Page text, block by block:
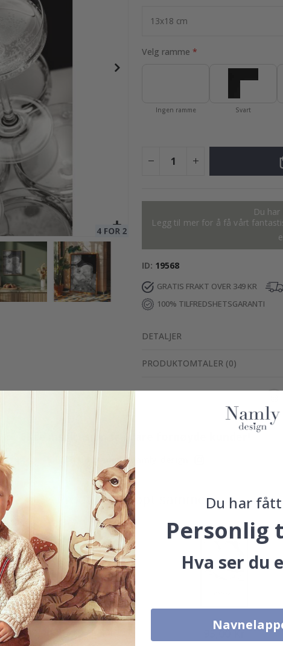
Velg ramme
Ingen ramme Svart
Du
Legg til mer for å få vårt
ID 19568
GRATIS FRAKT OVER 349 KR
100% TILFREDSHETSGARANTI
DETALJER
PRODUKTOMTALER (0)
Ekte inspirasjon fra våre fornøyde kunder!
Merk ditt med #namly_design
Produkter kjøpt sammen
95,00 Kr 95,00 Kr
Du har
Personlig
Hva ser du